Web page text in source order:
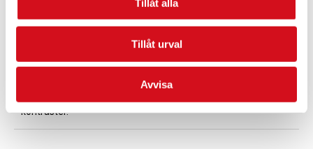
Tillåt alla
Tillåt urval
Avvisa
Hur var det att leva i Stockholm kring
utställning får besökarna möta några av
stadens invånare strax innan demokratins
kontraster.